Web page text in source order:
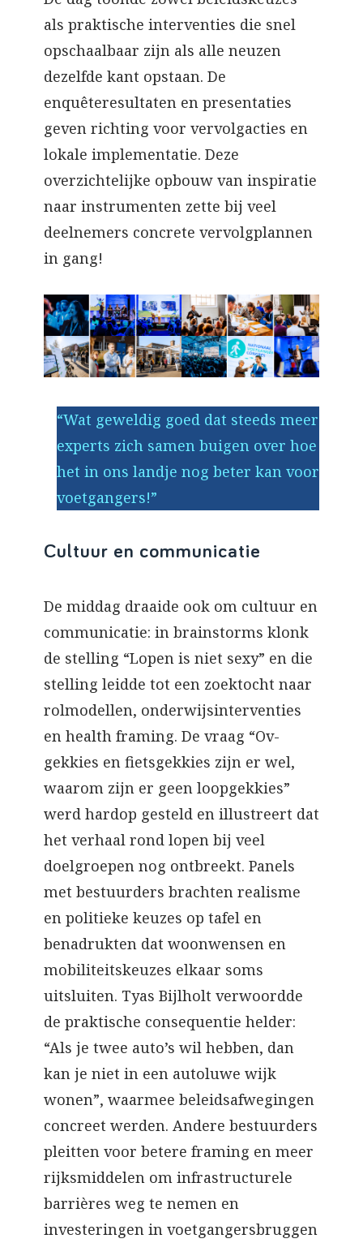
als praktische interventies die snel
opschaalbaar zijn als alle neuzen
dezelfde kant opstaan. De
enquêteresultaten en presentaties
geven richting voor vervolgacties en
lokale implementatie. Deze
overzichtelijke opbouw van inspiratie
naar instrumenten zette bij veel
deelnemers concrete vervolgplannen
in gang!
“Wat geweldig goed dat steeds meer
experts zich samen buigen over hoe
het in ons landje nog beter kan voor
voetgangers!”
Cultuur en communicatie
De middag draaide ook om cultuur en
communicatie: in brainstorms klonk
de stelling “Lopen is niet sexy” en die
stelling leidde tot een zoektocht naar
rolmodellen, onderwijsinterventies
en health framing. De vraag “Ov-
gekkies en fietsgekkies zijn er wel,
waarom zijn er geen loopgekkies”
werd hardop gesteld en illustreert dat
het verhaal rond lopen bij veel
doelgroepen nog ontbreekt. Panels
met bestuurders brachten realisme
en politieke keuzes op tafel en
benadrukten dat woonwensen en
mobiliteitskeuzes elkaar soms
uitsluiten. Tyas Bijlholt verwoordde
de praktische consequentie helder:
“Als je twee auto’s wil hebben, dan
kan je niet in een autoluwe wijk
wonen”, waarmee beleidsafwegingen
concreet werden. Andere bestuurders
pleitten voor betere framing en meer
rijksmiddelen om infrastructurele
barrières weg te nemen en
investeringen in voetgangersbruggen